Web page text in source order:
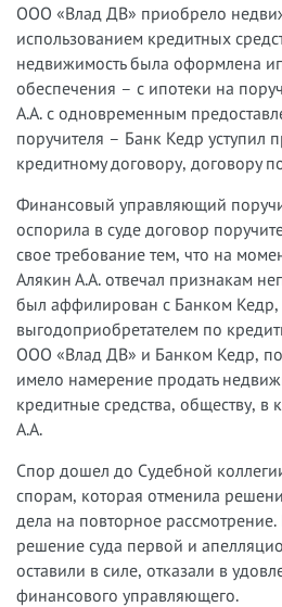
ООО «Влад ДВ» приобрело
использованием кредитных
недвижимость была оформлена
обеспечения – с ипотеки на
А.А. с одновременным
поручителя – Банк Кедр уступил
кредитному договору, договору
Финансовый управляющий
оспорила в суде договор
свое требование тем, что на
Алякин А.А. отвечал признакам
был аффилирован с Банком Кедр,
выгодоприобретателем по
ООО «Влад ДВ» и Банком Кедр,
имело намерение продать
кредитные средства, обществу, в
А.А.
Спор дошел до Судебной
спорам, которая отменила
дела на повторное рассмотрение.
решение суда первой и
оставили в силе, отказали в
финансового управляющего.